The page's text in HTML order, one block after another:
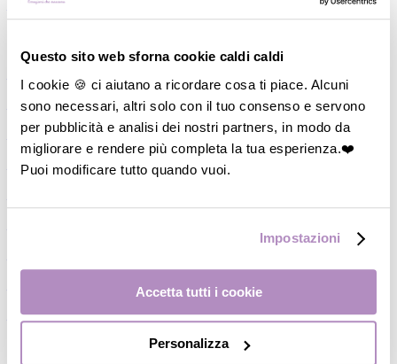
Questo sito web sforna cookie caldi caldi
I cookie 🍪 ci aiutano a ricordare cosa ti piace. Alcuni
sono necessari, altri solo con il tuo consenso e servono
per pubblicità e analisi dei nostri partners, in modo da
migliorare e rendere più completa la tua esperienza.❤️
Puoi modificare tutto quando vuoi.
Impostazioni
Accetta tutti i cookie
Personalizza
Aspiratori nasali manuali
―
Cuscini allattamento
―Biberon
―
Tettarelle
―Succhietti
Conservalatte Materno
―Massaggiagengive